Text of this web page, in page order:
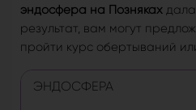
эндосфера на Позняках
результат, вам могут
пройти курс обертываний
ЭНДОСФЕРА